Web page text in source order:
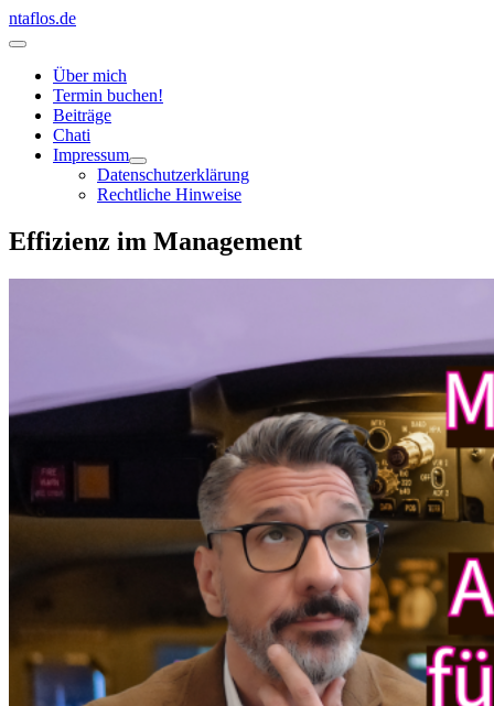
Zum
Inhalt
ntaflos.de
Hauptmenü
Über mich
Termin buchen!
Beiträge
Chati
Impressum
Datenschutzerklärung
Rechtliche Hinweise
Effizienz im Management